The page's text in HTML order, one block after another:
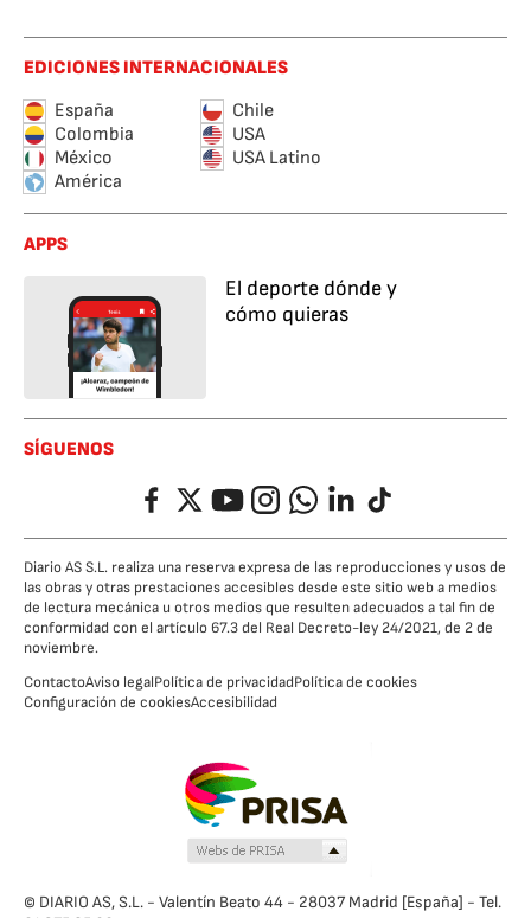
EDICIONES INTERNACIONALES
España
Chile
Colombia
USA
México
USA Latino
América
APPS
El deporte dónde y
cómo quieras
SÍGUENOS
FacebookTwitterYouTubeInstagramWhatsappLinkedIn
TikTok
Diario AS S.L. realiza una reserva expresa de las reproducciones y usos de
las obras y otras prestaciones accesibles desde este sitio web a medios
de lectura mecánica u otros medios que resulten adecuados a tal fin de
conformidad con el artículo 67.3 del Real Decreto-ley 24/2021, de 2 de
noviembre.
ContactoAviso legalPolítica de privacidadPolítica de cookies
Configuración de cookiesAccesibilidad
© DIARIO AS, S.L. - Valentín Beato 44 - 28037 Madrid [España] - Tel.